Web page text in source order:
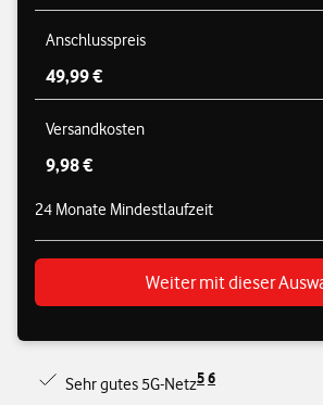
Anschlusspreis
49,99 €
Versandkosten
9,98 €
24 Monate Mindestlaufzeit
Weiter mit dieser
Sehr gutes 5G-Netz56